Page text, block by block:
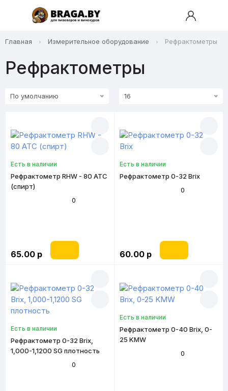
Главная Измерительное оборудование Рефрактометры
Рефрактометры
По умолчанию 16
Есть в наличии
Рефрактометр RHW - 80 ATC
(спирт)
0
65.00 р
Есть в наличии
Рефрактометр 0-32 Brix
0
60.00 р
Есть в наличии
Рефрактометр 0-32 Brix,
1,000-1,1200 SG плотность
0
Есть в наличии
Рефрактометр 0-40 Brix, 0-
25 KMW
0